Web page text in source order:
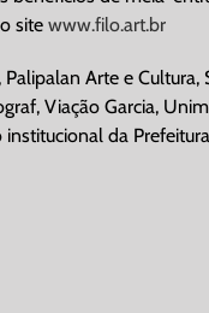
site www.filo.art.br
Arte e
Viação Garcia,
da